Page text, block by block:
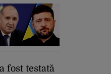
fost testată